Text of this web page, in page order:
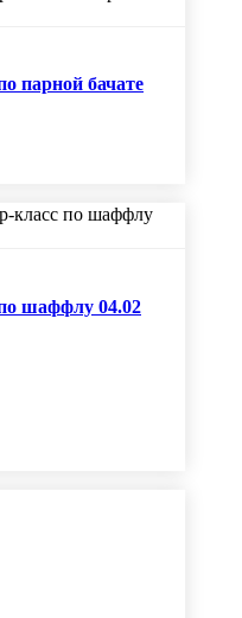
парной бачате
шаффлу 04.02